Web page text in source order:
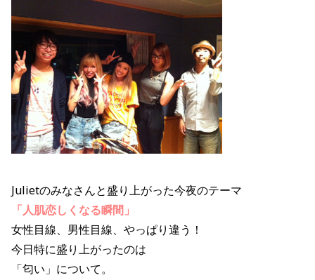
Julietのみなさんと盛り上がった今夜のテーマ
「人肌恋しくなる瞬間」
女性目線、男性目線、やっぱり違う！
今日特に盛り上がったのは
「匂い」について。